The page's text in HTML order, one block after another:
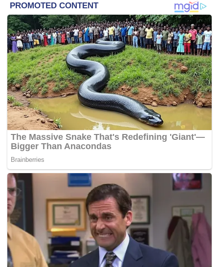
manakala seorang lagi juruteknik lif.
“Ketika operasi diadakan, sekumpulan penunggang
motosikal dilihat menunggang dengan laju secara
membongkokkan badan seperti aksi Superman dan ini
berbahaya kepada diri serta pengguna jalan raya lain.
“Tiga daripada mereka masing-masing menerima enam,
empat dan satu saman atas pelbagai kesalahan,” katanya
dalam kenyataan, hari ini.
Kamarul berkata, semua yang ditahan akan disiasat
mengikut Seksyen 42 Akta Pengangkutan Jalan (APJ)
1987.
Beliau berkata, sepanjang operasi dijalankan antara jam 1
hingga 7 pagi itu, sebanyak lapan saman turut dikeluarkan
atas pelbagai kesalahan dan dua motosikal disita.
BHonline-
Tags: aksi superman Op Samseng Jalanan
Penunggang Motosikal